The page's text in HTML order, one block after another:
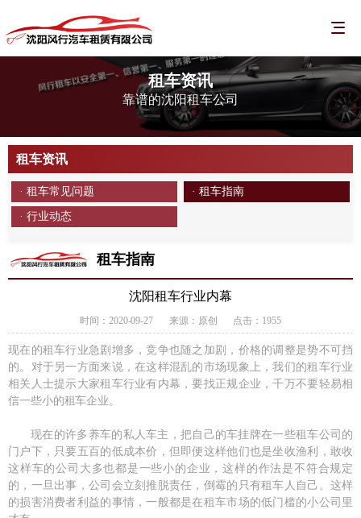
租车资讯
靠谱的沈阳租车公司
租车资讯
· 租车常见问题 · 租车指南
· 行业动态
租车指南
沈阳租车行业内幕
时间：2020-09-27 来源：原创 点击：1955
现在的租车行业急剧增多，竞争也随之加剧，价格的调整是势不可挡
的。对于另一方面来说，在这样混乱的市场现象上，我们的租车行业
相关人士提示大家租车行业有内幕，要找正规企业，千万不要轻易相
信一些小的租车企业。
现在的许多养车的私人车主，把自己的车挂牌在一些租车公司的
门户下，只要五百的低成本价，但即便这样他们也是坐收渔利，敢收
这样车的公司大多也都是一些小的企业，这样的作法是不符合规定
的，一旦出事，公司会立刻推脱责任，倒霉的只有租车人自己。这样
的损害消费者利益的事情，一般都是在租车市场的低门槛的小公司里